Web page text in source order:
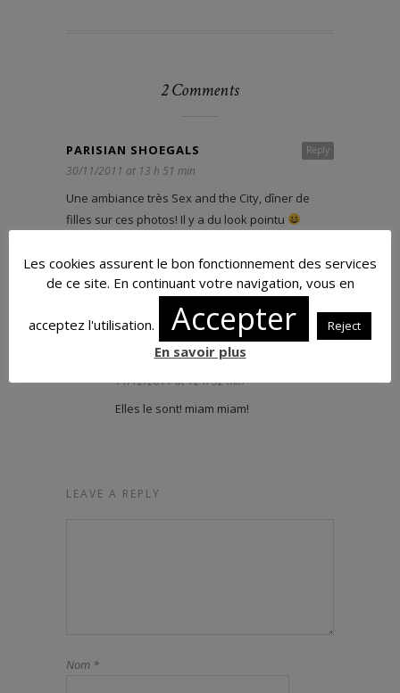
2 Comments
Reply
PARISIAN SHOEGALS
30/11/2011 at 13 h 51 min
Une ambiance très Sex and the City, dîner de
filles sur ces photos! Il y a du look pointu
terrible! Miam!
Reply
APRESLAPLUIELEBEAUTEMPS
11/12/2011 at 12 h 32 min
Elles le sont! miam miam!
LEAVE A REPLY
Nom *
Les cookies assurent le bon fonctionnement des services
de ce site. En continuant votre navigation, vous en
acceptez l'utilisation. Accepter Reject
En savoir plus